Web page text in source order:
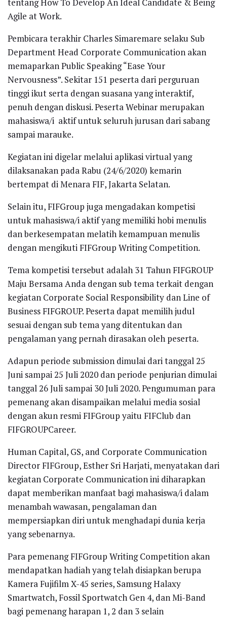
Agile at Work.
Pembicara terakhir Charles Simaremare selaku Sub
Department Head Corporate Communication akan
memaparkan Public Speaking “Ease Your
Nervousness”. Sekitar 151 peserta dari perguruan
tinggi ikut serta dengan suasana yang interaktif,
penuh dengan diskusi. Peserta Webinar merupakan
mahasiswa/i aktif untuk seluruh jurusan dari sabang
sampai marauke.
Kegiatan ini digelar melalui aplikasi virtual yang
dilaksanakan pada Rabu (24/6/2020) kemarin
bertempat di Menara FIF, Jakarta Selatan.
Selain itu, FIFGroup juga mengadakan kompetisi
untuk mahasiswa/i aktif yang memiliki hobi menulis
dan berkesempatan melatih kemampuan menulis
dengan mengikuti FIFGroup Writing Competition.
Tema kompetisi tersebut adalah 31 Tahun FIFGROUP
Maju Bersama Anda dengan sub tema terkait dengan
kegiatan Corporate Social Responsibility dan Line of
Business FIFGROUP. Peserta dapat memilih judul
sesuai dengan sub tema yang ditentukan dan
pengalaman yang pernah dirasakan oleh peserta.
Adapun periode submission dimulai dari tanggal 25
Juni sampai 25 Juli 2020 dan periode penjurian dimulai
tanggal 26 Juli sampai 30 Juli 2020. Pengumuman para
pemenang akan disampaikan melalui media sosial
dengan akun resmi FIFGroup yaitu FIFClub dan
FIFGROUPCareer.
Human Capital, GS, and Corporate Communication
Director FIFGroup, Esther Sri Harjati, menyatakan dari
kegiatan Corporate Communication ini diharapkan
dapat memberikan manfaat bagi mahasiswa/i dalam
menambah wawasan, pengalaman dan
mempersiapkan diri untuk menghadapi dunia kerja
yang sebenarnya.
Para pemenang FIFGroup Writing Competition akan
mendapatkan hadiah yang telah disiapkan berupa
Kamera Fujifilm X-45 series, Samsung Halaxy
Smartwatch, Fossil Sportwatch Gen 4, dan Mi-Band
bagi pemenang harapan 1, 2 dan 3 selain